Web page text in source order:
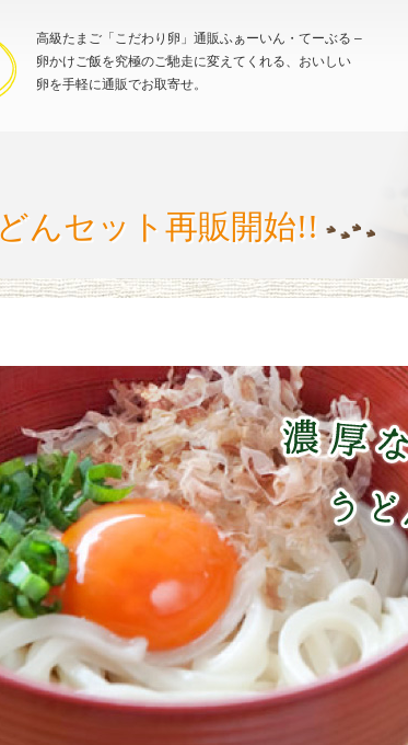
高級たまご「こだわり卵」通販ふぁーいん・てーぶる –
卵かけご飯を究極のご馳走に変えてくれる、おいしい
卵を手軽に通販でお取寄せ。
んセット再販開始!!